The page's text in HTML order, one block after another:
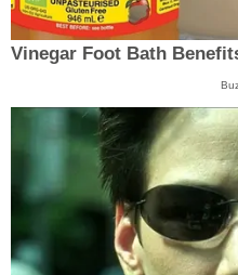
Vinegar Foot Bath